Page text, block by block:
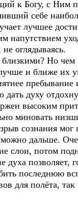
к Богу, с Ним
себе
лучшее
напутствием
оглядываясь.
близкими? Но
и ближе их
пребывание
дать духу
высоким
миновать
сознания мог
дальше.
слои, потом
духа позволяет,
последнюю
для полёта,